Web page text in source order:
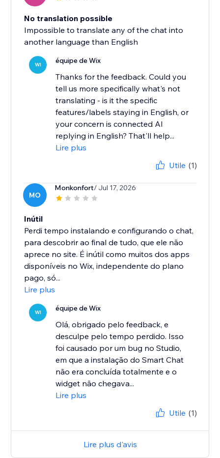
No translation possible
Impossible to translate any of the chat into
another language than English
WI équipe de Wix
Thanks for the feedback. Could you
tell us more specifically what's not
translating - is it the specific
features/labels staying in English, or
your concern is connected AI
replying in English? That'll help...
Lire plus
Utile (1)
MO
Monkonfort/ Jul 17, 2026
Inútil
Perdi tempo instalando e configurando o chat,
para descobrir ao final de tudo, que ele não
aprece no site. É inútil como muitos dos apps
disponíveis no Wix, independente do plano
pago, só...
Lire plus
WI équipe de Wix
Olá, obrigado pelo feedback, e
desculpe pelo tempo perdido. Isso
foi causado por um bug no Studio,
em que a instalação do Smart Chat
não era concluída totalmente e o
widget não chegava...
Lire plus
Utile (1)
Lire plus d'avis